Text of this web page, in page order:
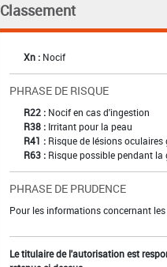
Classement
Xn : Nocif
PHRASE DE RISQUE
R22 : Nocif en cas d'ingestion
R38 : Irritant pour la peau
R41 : Risque de lésions oculaires
R63 : Risque possible pendant
PHRASE DE PRUDENCE
Pour les informations concernant
Le titulaire de l'autorisation est